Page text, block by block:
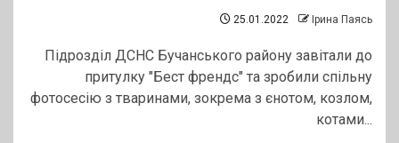
25.01.2022 Ірина Паясь
Підрозділ ДСНС Бучанського району завітали до
притулку "Бест френдс" та зробили спільну
фотосесію з тваринами, зокрема з єнотом, козлом,
котами...